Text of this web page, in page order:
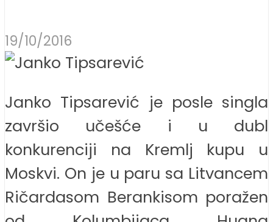
19/10/2016
Janko Tipsarević je posle singla
završio učešće i u dubl
konkurenciji na Kremlj kupu u
Moskvi. On je u paru sa Litvancem
Ričardasom Berankisom poražen